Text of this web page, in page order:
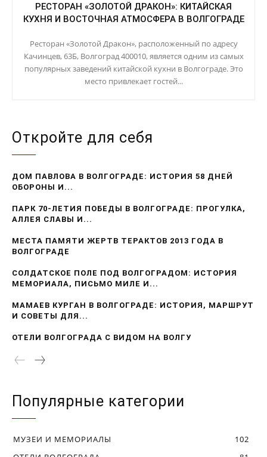
РЕСТОРАН «ЗОЛОТОЙ ДРАКОН»: КИТАЙСКАЯ
КУХНЯ И ВОСТОЧНАЯ АТМОСФЕРА В ВОЛГОГРАДЕ
Ресторан «Золотой Дракон», расположенный по адресу
Качинцев, 63Б, Волгоград 400010, является одним из самых
популярных заведений китайской кухни в Волгограде. Это
место привлекает гостей...
Откройте для себя
ДОМ ПАВЛОВА В ВОЛГОГРАДЕ: ИСТОРИЯ 58 ДНЕЙ
ОБОРОНЫ И...
ПАРК 70-ЛЕТИЯ ПОБЕДЫ В ВОЛГОГРАДЕ: ПРОГУЛКА,
АЛЛЕЯ СЛАВЫ И...
МЕСТА ПАМЯТИ ЖЕРТВ ТЕРАКТОВ 2013 ГОДА В
ВОЛГОГРАДЕ
СОЛДАТСКОЕ ПОЛЕ ПОД ВОЛГОГРАДОМ: ИСТОРИЯ
МЕМОРИАЛА, ПИСЬМО МИЛЕ И...
МАМАЕВ КУРГАН В ВОЛГОГРАДЕ: ИСТОРИЯ, МАРШРУТ
И СОВЕТЫ ДЛЯ...
ОТЕЛИ ВОЛГОГРАДА С ВИДОМ НА ВОЛГУ
Популярные категории
МУЗЕИ И МЕМОРИАЛЫ
102